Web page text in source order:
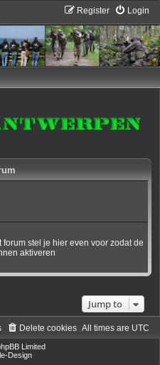
Login
Register
forum stel je hier even voor zodat de
aktiveren
Jump to
All times are UTC
Delete cookies
Limited
Design